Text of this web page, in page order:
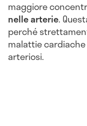
maggiore
nelle arterie.
perché
malattie
arteriosi.